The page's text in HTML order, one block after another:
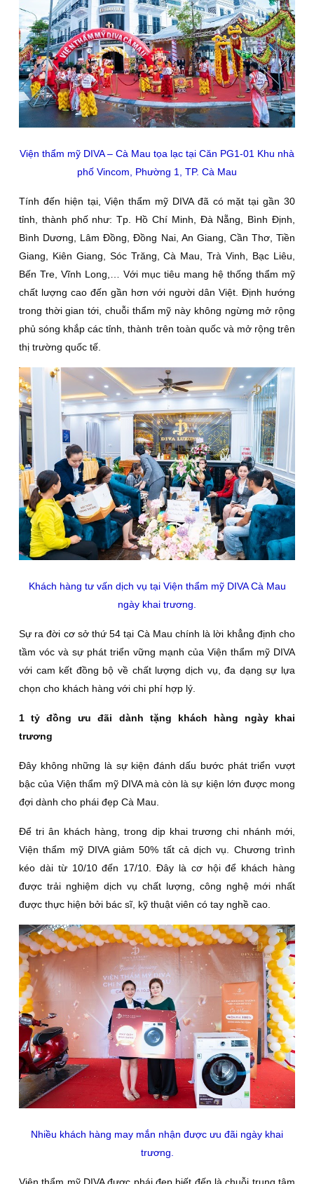
Viện thẩm mỹ DIVA – Cà Mau tọa lạc tại Căn PG1-01 Khu nhà
phố Vincom, Phường 1, TP. Cà Mau
Tính đến hiện tại, Viện thẩm mỹ DIVA đã có mặt tại gần 30
tỉnh, thành phố như: Tp. Hồ Chí Minh, Đà Nẵng, Bình Định,
Bình Dương, Lâm Đồng, Đồng Nai, An Giang, Cần Thơ, Tiền
Giang, Kiên Giang, Sóc Trăng, Cà Mau, Trà Vinh, Bạc Liêu,
Bến Tre, Vĩnh Long,… Với mục tiêu mang hệ thống thẩm mỹ
chất lượng cao đến gần hơn với người dân Việt. Định hướng
trong thời gian tới, chuỗi thẩm mỹ này không ngừng mở rộng
phủ sóng khắp các tỉnh, thành trên toàn quốc và mở rộng trên
thị trường quốc tế.
Khách hàng tư vấn dịch vụ tại Viện thẩm mỹ DIVA Cà Mau
ngày khai trương.
Sự ra đời cơ sở thứ 54 tại Cà Mau chính là lời khẳng định cho
tầm vóc và sự phát triển vững mạnh của Viện thẩm mỹ DIVA
với cam kết đồng bộ về chất lượng dịch vụ, đa dạng sự lựa
chọn cho khách hàng với chi phí hợp lý.
1 tỷ đồng ưu đãi dành tặng khách hàng ngày khai
trương
Đây không những là sự kiện đánh dấu bước phát triển vượt
bậc của Viện thẩm mỹ DIVA mà còn là sự kiện lớn được mong
đợi dành cho phái đẹp Cà Mau.
Để tri ân khách hàng, trong dịp khai trương chi nhánh mới,
Viện thẩm mỹ DIVA giảm 50% tất cả dịch vụ. Chương trình
kéo dài từ 10/10 đến 17/10. Đây là cơ hội để khách hàng
được trải nghiệm dịch vụ chất lượng, công nghệ mới nhất
được thực hiện bởi bác sĩ, kỹ thuật viên có tay nghề cao.
Nhiều khách hàng may mắn nhận được ưu đãi ngày khai
trương.